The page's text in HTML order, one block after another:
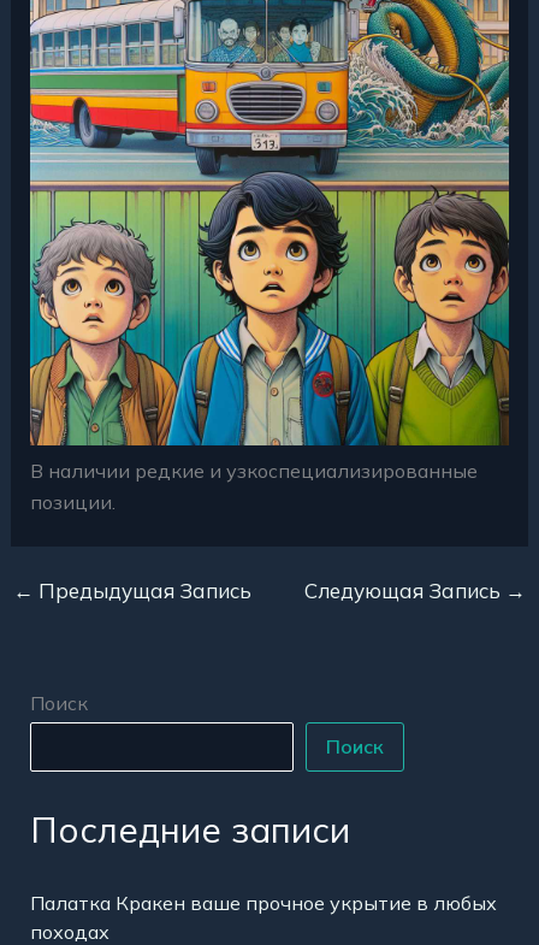
В наличии редкие и узкоспециализированные
позиции.
← Предыдущая Запись Следующая Запись →
Поиск
Поиск
Последние записи
Палатка Кракен ваше прочное укрытие в любых
походах